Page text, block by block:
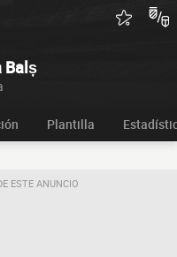
Balș
Plantilla
ESTE ANUNCIO